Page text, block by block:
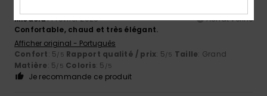
Micaela14 février 2026
Achat vérifié
Confortable, chaud et très élégant.
Afficher original - Português
Confort: 5/5 Rapport qualité / prix: 5/5 Taille: Grand
Matière: 5/5 Coloris: 5 /5
Je recommande ce produit